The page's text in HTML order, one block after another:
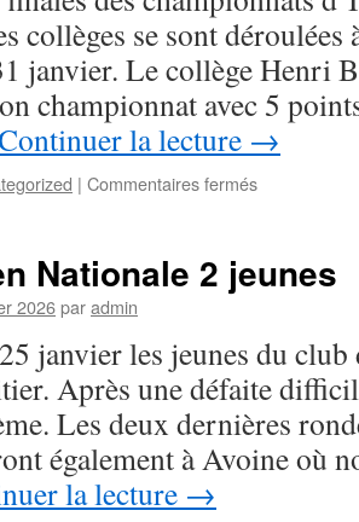
de
Chartres
collèges se sont
janvier. Le collège Henri
championnat avec 5
la lecture →
| Commentaires ferméssur
–
le
janvier
2026
Nationale 2 jeunes
2026paradmin
janvier les jeunes du club
Après une défaite
Les deux dernières
également à Avoine où
la lecture →